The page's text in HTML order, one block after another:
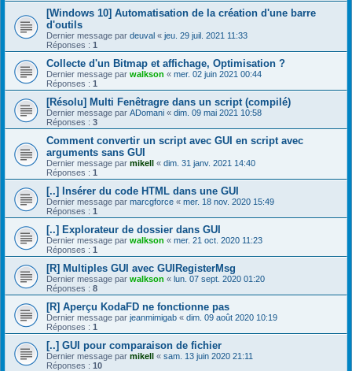
[Windows 10] Automatisation de la création d'une barre
d'outils
Dernier message par deuval « jeu. 29 juil. 2021 11:33
Réponses : 1
Collecte d'un Bitmap et affichage, Optimisation ?
Dernier message par walkson « mer. 02 juin 2021 00:44
Réponses : 1
[Résolu] Multi Fenêtragre dans un script (compilé)
Dernier message par ADomani « dim. 09 mai 2021 10:58
Réponses : 3
Comment convertir un script avec GUI en script avec
arguments sans GUI
Dernier message par mikell « dim. 31 janv. 2021 14:40
Réponses : 1
[..] Insérer du code HTML dans une GUI
Dernier message par marcgforce « mer. 18 nov. 2020 15:49
Réponses : 1
[..] Explorateur de dossier dans GUI
Dernier message par walkson « mer. 21 oct. 2020 11:23
Réponses : 1
[R] Multiples GUI avec GUIRegisterMsg
Dernier message par walkson « lun. 07 sept. 2020 01:20
Réponses : 8
[R] Aperçu KodaFD ne fonctionne pas
Dernier message par jeanmimigab « dim. 09 août 2020 10:19
Réponses : 1
[..] GUI pour comparaison de fichier
Dernier message par mikell « sam. 13 juin 2020 21:11
Réponses : 10